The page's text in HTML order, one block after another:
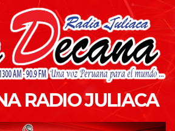
RADIO JULIACA